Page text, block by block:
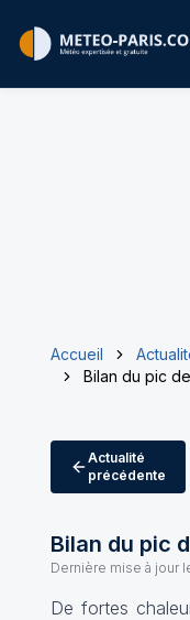
Accueil
Bilan du pic
Actualité
précédente
Bilan du pic
Dernière mise à jour
De fortes